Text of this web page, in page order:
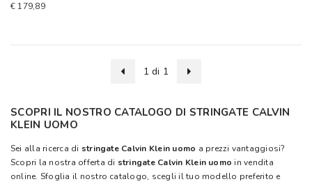
€ 179,89
1 di 1
SCOPRI IL NOSTRO CATALOGO DI STRINGATE CALVIN
KLEIN UOMO
Sei alla ricerca di stringate Calvin Klein uomo a prezzi vantaggiosi?
Scopri la nostra offerta di stringate Calvin Klein uomo in vendita
online. Sfoglia il nostro catalogo, scegli il tuo modello preferito e